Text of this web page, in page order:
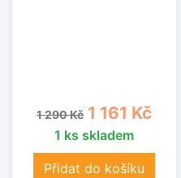
Běžná cena
1 290 Kč Cena
1 161 Kč
1 ks skladem
Přidat do košíku